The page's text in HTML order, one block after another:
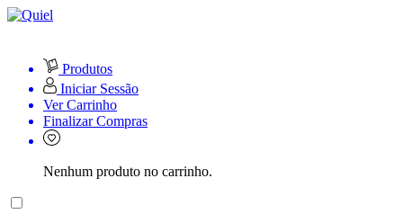
Produtos
Iniciar Sessão
Ver Carrinho
Finalizar Compras
Nenhum produto no carrinho.